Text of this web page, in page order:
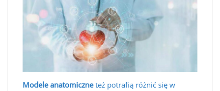
Modele anatomiczneteż potrafią różnić się w